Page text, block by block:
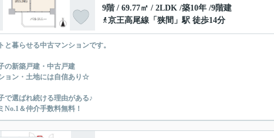
9階 / 69.77㎡ / 2LDK /築10年 /9階建
京王高尾線 「 狭間 」駅 徒歩14分
と暮らせる中古マンションです。
の新築戸建・中古戸建
ョン・土地には自信あり☆
で選ばれ続ける理由がある♪
No.1＆仲介手数料無料！